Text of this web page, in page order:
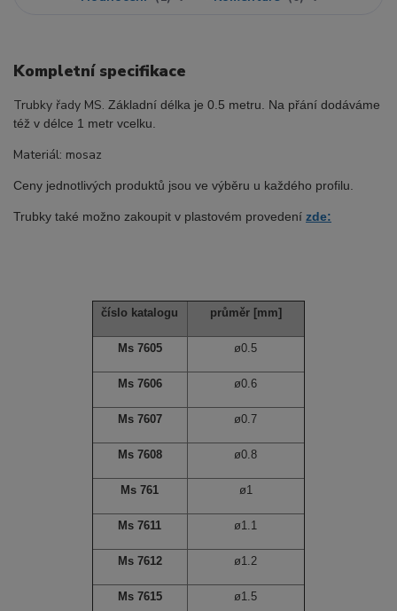
Kompletní specifikace
Trubky řady MS. Základní délka je 0.5 metru. Na přání dodáváme
též v délce 1 metr vcelku.
Materiál: mosaz
Ceny jednotlivých produktů jsou ve výběru u každého profilu.
Trubky také možno zakoupit v plastovém provedení zde:
číslo katalogu průměr [mm]
Ms 7605 ø0.5
Ms 7606 ø0.6
Ms 7607 ø0.7
Ms 7608 ø0.8
Ms 761 ø1
Ms 7611 ø1.1
Ms 7612 ø1.2
Ms 7615 ø1.5